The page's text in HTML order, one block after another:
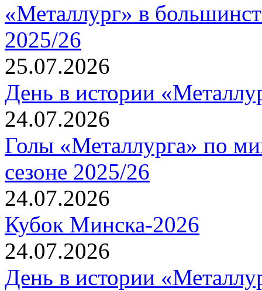
«Металлург» в
2025/26
25.07.2026
День в истории
24.07.2026
Голы «Металлурга» по
сезоне 2025/26
24.07.2026
Кубок Минска-2026
24.07.2026
День в истории